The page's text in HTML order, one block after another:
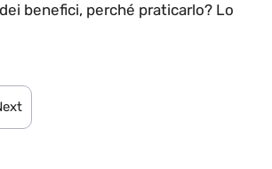
benefici, perché praticarlo? Lo